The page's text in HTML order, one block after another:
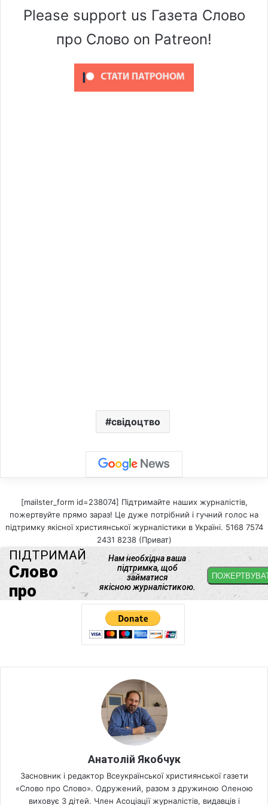
Please support us Газета Слово
про Слово on Patreon!
свідоцтво
[mailster_form id=238074] Підтримайте наших журналістів,
пожертвуйте прямо зараз! Це дуже потрібний і гучний голос на
підтримку якісної християнської журналістики в Україні. 5168 7574
2431 8238 (Приват)
Анатолій Якобчук
Засновник і редактор Всеукраїнської християнської газети
«Слово про Слово». Одружений, разом з дружиною Оленою
виховує 3 дітей. Член Асоціації журналістів, видавців і